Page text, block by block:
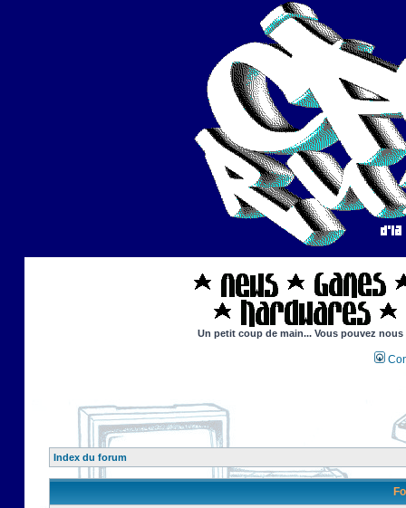
Un petit coup de main... Vous pouvez
Index du forum